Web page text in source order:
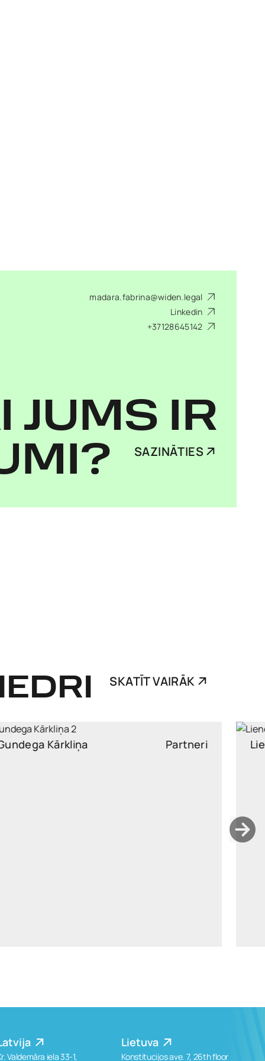
madara.fabrina@widen.legal
Linkedin
+37128645142
JUMS IR
SAZINĀTIES
SKATĪT VAIRĀK
Liene Pommere Partneri
Valdemāra iela 33-1,
Lietuva
Konstitucijos ave. 7, 26th floor